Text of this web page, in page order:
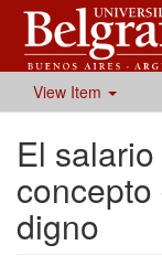
View Item
El
digno